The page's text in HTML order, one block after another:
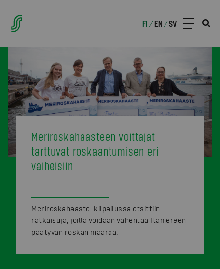
FI /EN /SV
Meriroskahaasteen voittajat
tarttuvat roskaantumisen eri
vaiheisiin
Meriroskahaaste-kilpailussa etsittiin
ratkaisuja, joilla voidaan vähentää Itämereen
päätyvän roskan määrää.